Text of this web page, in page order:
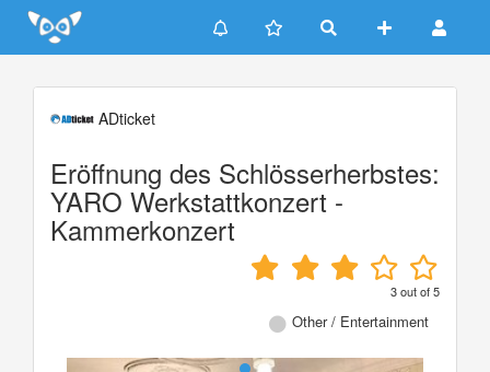
Update cookies preferences
ADticket
Eröffnung des Schlösserherbstes:
YARO Werkstattkonzert -
Kammerkonzert
3out of5
Other / Entertainment